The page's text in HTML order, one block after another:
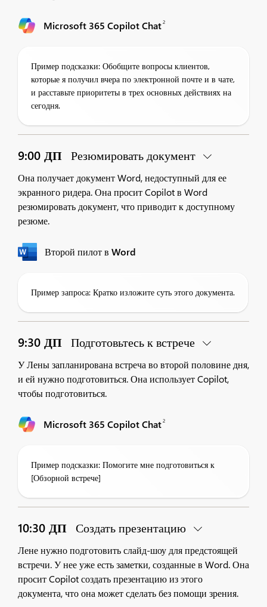
Microsoft 365 Copilot Chat2
Пример подсказки: Обобщите вопросы клиентов,
которые я получил вчера по электронной почте и в чате,
и расставьте приоритеты в трех основных действиях на
сегодня.
9:00 ДП Резюмировать документ
Она получает документ Word, недоступный для ее
экранного ридера. Она просит Copilot в Word
резюмировать документ, что приводит к доступному
резюме.
Второй пилот в Word
Пример запроса: Кратко изложите суть этого документа.
9:30 ДП Подготовьтесь к встрече
У Лены запланирована встреча во второй половине дня,
и ей нужно подготовиться. Она использует Copilot,
чтобы подготовиться.
Microsoft 365 Copilot Chat2
Пример подсказки: Помогите мне подготовиться к
[Обзорной встрече]
10:30 ДП Создать презентацию
Лене нужно подготовить слайд-шоу для предстоящей
встречи. У нее уже есть заметки, созданные в Word. Она
просит Copilot создать презентацию из этого
документа, что она может сделать без помощи зрения.